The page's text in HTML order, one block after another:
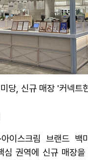
당, 신규 매장 '커넥트
이스크림 브랜드 백
심 권역에 신규 매장을